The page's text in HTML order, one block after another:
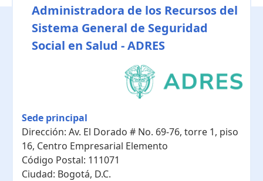
Administradora de los Recursos del
Sistema General de Seguridad
Social en Salud - ADRES
Sede principal
Dirección: Av. El Dorado # No. 69-76, torre 1, piso
16, Centro Empresarial Elemento
Código Postal: 111071
Ciudad: Bogotá, D.C.